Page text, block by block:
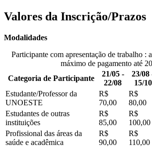
Valores da Inscrição/Prazos
Modalidades
Participante com apresentação de trabalho :
máximo de pagamento até
Categoria de Participante
21/05 -
22/08
23/08
15/10
Estudante/Professor da
UNOESTE
R$
70,00
R$
80,00
Estudantes de outras
instituições
R$
85,00
R$
100,00
Profissional das áreas da
saúde e acadêmica
R$
90,00
R$
110,00